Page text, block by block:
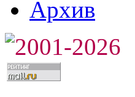
Архив
2001-2026